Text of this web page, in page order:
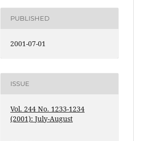
PUBLISHED
2001-07-01
ISSUE
Vol. 244 No. 1233-1234
(2001): July-August